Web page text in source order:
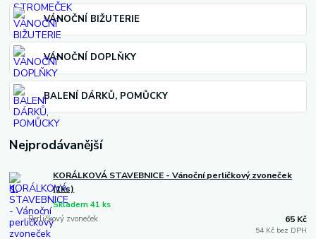
VÁNOČNÍ BIŽUTERIE
VÁNOČNÍ DOPLŇKY
BALENÍ DÁRKŮ, POMŮCKY
Nejprodávanější
1.
KORÁLKOVÁ STAVEBNICE - Vánoční perličkový zvoneček
(1ks)
Perličkový zvoneček
Skladem 41 ks
65 Kč
54 Kč bez DPH